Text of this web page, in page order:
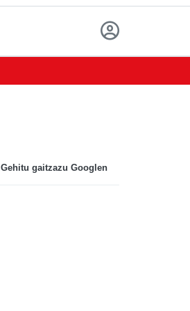
Gehitu gaitzazu Googlen